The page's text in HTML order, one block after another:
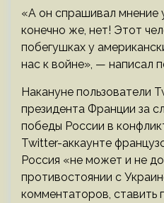
«А он спрашивал мнение
конечно же, нет! Этот
побегушках у
нас к войне», — написал
Накануне пользователи
президента Франции за
победы России в
Twitter-аккаунте
Россия «не может и не
противостоянии с
комментаторов, ставить